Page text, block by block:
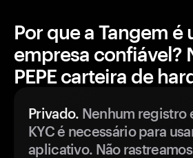
Por que a Tangem é
empresa confiável?
PEPE carteira de
Privado. Nenhum registro
KYC é necessário para
aplicativo. Não rastreamos